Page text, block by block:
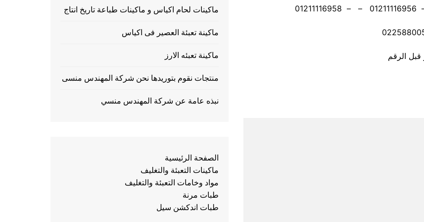
ماكينات لحام اكياس و ماكينات طباعة تاريخ انتاج
ماكينة تعبئة العصير فى اكياس
ماكينة تعبئه الارز
منتجات نقوم بتوريدها نحن شركة المهندس منسى
نبذه عامة عن شركة المهندس منسي
الصفحة الرئيسية
ماكينات التعبئة والتغليف
مواد وخامات التعبئة والتغليف
طبات مرنة
طبات اندكشن سيل